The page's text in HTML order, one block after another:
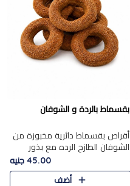
بقسماط بالردة و الشوفان
أقراص بقسماط دائرية مخبوزة من
الشوفان الطازج الرده مع بذور
مختارة. قرمشة الحبوب والبذور،
بداية صحية لكل صباح.
45.00 جنيه
أضف